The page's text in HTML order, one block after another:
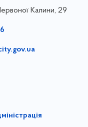
Калини, 29